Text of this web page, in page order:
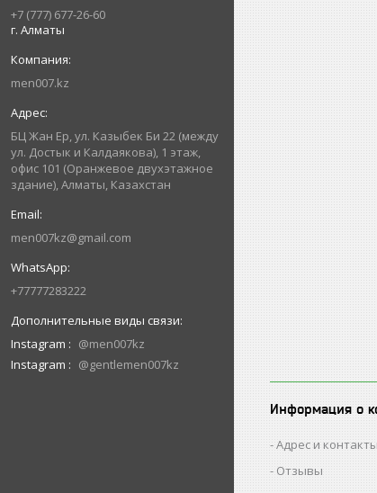
+7 (777) 677-26-60
г. Алматы
men007.kz
БЦ Жан Ер, ул. Казыбек Би 22 (между
ул. Достык и Калдаякова), 1 этаж,
офис 101 (Оранжевое двухэтажное
здание), Алматы, Казахстан
men007kz@gmail.com
+77777283222
Instagram
@men007kz
Instagram
@gentlemen007kz
Информация о
Адрес и контакты
Отзывы